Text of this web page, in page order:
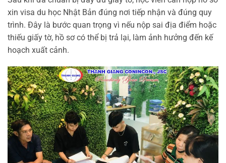
xin visa du học Nhật Bản đúng nơi tiếp nhận và đúng quy
trình. Đây là bước quan trọng vì nếu nộp sai địa điểm hoặc
thiếu giấy tờ, hồ sơ có thể bị trả lại, làm ảnh hưởng đến kế
hoạch xuất cảnh.